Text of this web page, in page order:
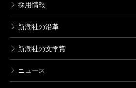
採用情報
新潮社の沿革
新潮社の文学賞
ニュース